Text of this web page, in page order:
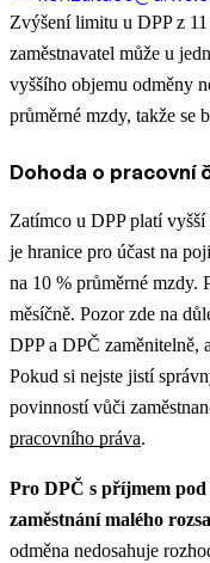
Zvýšení limitu u DPP z
zaměstnavatel může u
vyššího objemu odměny
průměrné mzdy, takže se
Dohoda o pracovní
Zatímco u DPP platí
je hranice pro účast na
na 10 % průměrné mzdy.
měsíčně. Pozor zde na
DPP a DPČ zaměnitelně,
Pokud si nejste jistí
povinností vůči
pracovního práva.
Pro DPČ s příjmem
zaměstnání malého
odměna nedosahuje